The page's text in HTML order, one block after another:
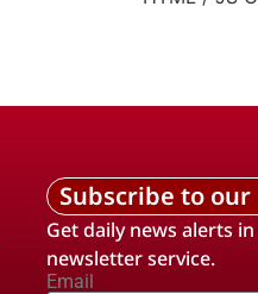
Subscribe to
Get daily news alerts
newsletter service.
Email